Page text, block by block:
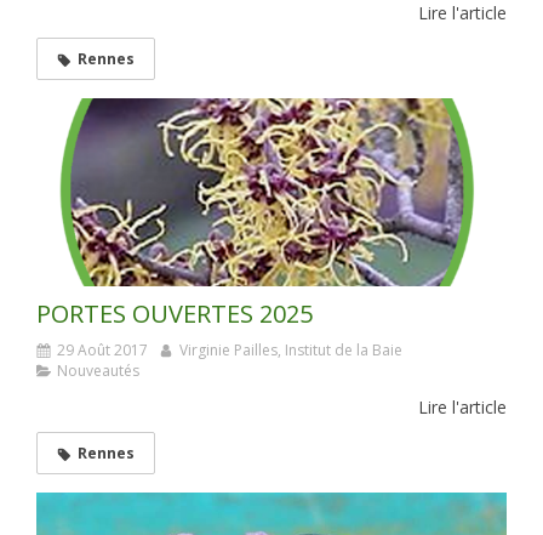
Lire l'article
Rennes
PORTES OUVERTES 2025
29 Août 2017
Virginie Pailles, Institut de la Baie
Nouveautés
Lire l'article
Rennes